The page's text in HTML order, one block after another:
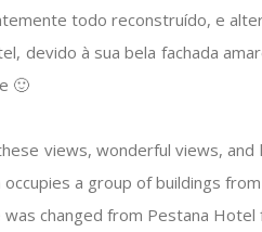
todo reconstruído, e
devido à sua bela fachada
🙂
views, wonderful views,
occupies a group of buildings
was changed from Pestana